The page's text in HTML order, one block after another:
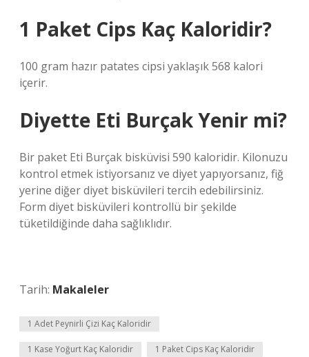
1 Paket Cips Kaç Kaloridir?
100 gram hazır patates cipsi yaklaşık 568 kalori
içerir.
Diyette Eti Burçak Yenir mi?
Bir paket Eti Burçak bisküvisi 590 kaloridir. Kilonuzu
kontrol etmek istiyorsanız ve diyet yapıyorsanız, fiğ
yerine diğer diyet bisküvileri tercih edebilirsiniz.
Form diyet bisküvileri kontrollü bir şekilde
tüketildiğinde daha sağlıklıdır.
Tarih: Makaleler
1 Adet Peynirli Çizi Kaç Kaloridir
1 Kase Yoğurt Kaç Kaloridir 1 Paket Cips Kaç Kaloridir